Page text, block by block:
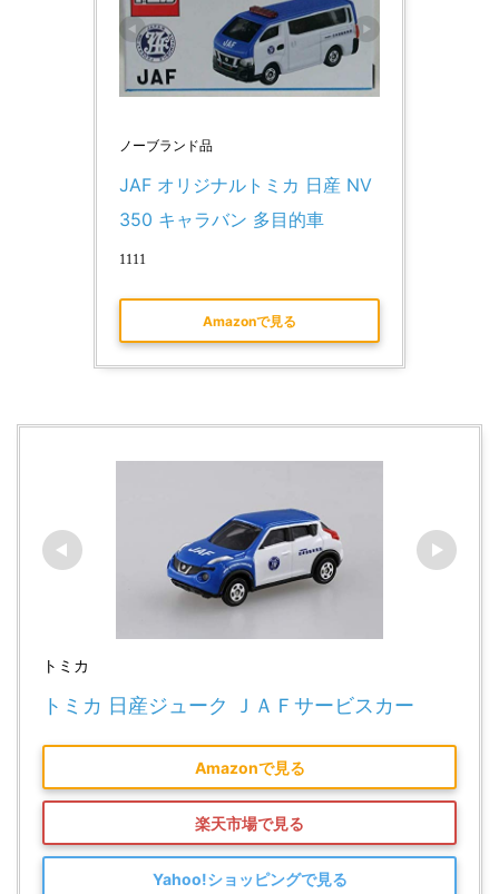
ノーブランド品
JAF オリジナルトミカ 日産 NV
350 キャラバン 多目的車
1111
Amazonで見る
トミカ
トミカ 日産ジューク ＪＡＦサービスカー
Amazonで見る
楽天市場で見る
Yahoo!ショッピングで見る